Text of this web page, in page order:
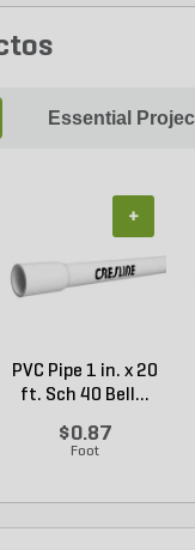
Essential
PVC Pipe 1 in. x 20
ft. Sch 40 Bell...
$0.87
Foot
+